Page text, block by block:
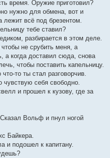
время. Оружие приготовил?
нужно для обмена, вот и
лежит всё под брезентом.
тебе ставил?
разбирается в этом деле.
не срубить меня, а
а когда доставил сюда, снова
чтобы поставить капельницу.
то ты стал разговорчив.
себя свободно.
и прошел к кузову, где за
Вольф и пнул ногой
Байкера.
и подошел к капитану.